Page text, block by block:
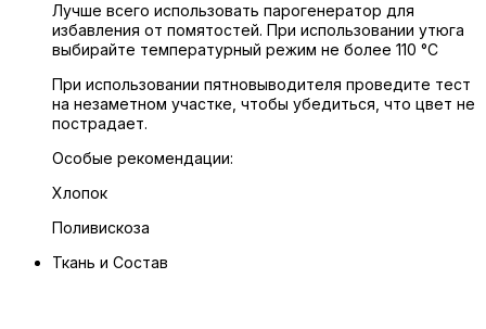
Лучше всего использовать парогенератор для
избавления от помятостей. При использовании утюга
выбирайте температурный режим не более 110 °C
При использовании пятновыводителя проведите тест
на незаметном участке, чтобы убедиться, что цвет не
пострадает.
Особые рекомендации:
Хлопок
Поливискоза
Ткань и Состав